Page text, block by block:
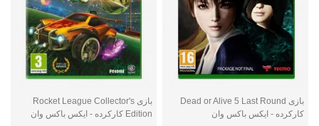
بازی Dead or Alive 5 Last Round
کارکرده - ایکس باکس وان
بازی Rocket League Collector's
Edition کارکرده - ایکس باکس وان